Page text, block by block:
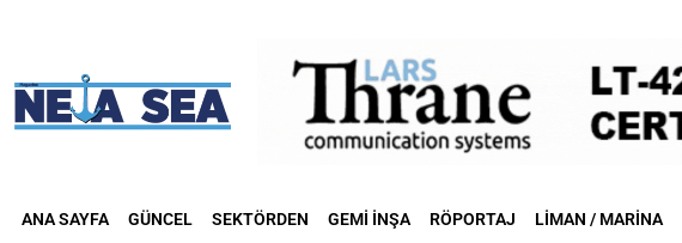
ANA SAYFA GÜNCEL SEKTÖRDEN GEMI İNŞA RÖPORTAJ LIMAN / MARINA